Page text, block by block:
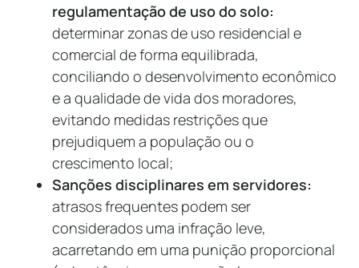
regulamentação de uso do solo:
determinar zonas de uso residencial e
comercial de forma equilibrada,
conciliando o desenvolvimento econômico
e a qualidade de vida dos moradores,
evitando medidas restrições que
prejudiquem a população ou o
crescimento local;
Sanções disciplinares em servidores:
atrasos frequentes podem ser
considerados uma infração leve,
acarretando em uma punição proporcional